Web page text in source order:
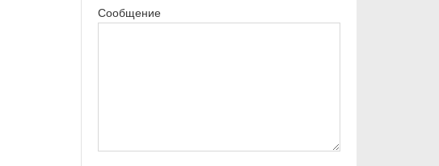
Сообщение